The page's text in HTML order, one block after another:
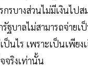
กรบางส่วนไม่มีเงินไป
ฐบาลไม่สามารถจ่ายเ
นไร เพราะเป็นเพียง
จริงเท่านั้น